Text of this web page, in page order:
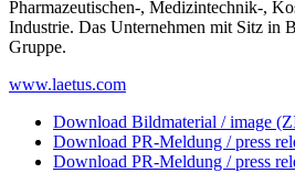
Pharmazeutischen-, Medizintechnik-,
Industrie. Das Unternehmen mit Sitz in
Gruppe.
www.laetus.com
Download Bildmaterial / image
Download PR-Meldung / press
Download PR-Meldung / press